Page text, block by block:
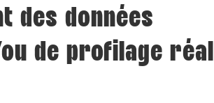
des données
de profilage